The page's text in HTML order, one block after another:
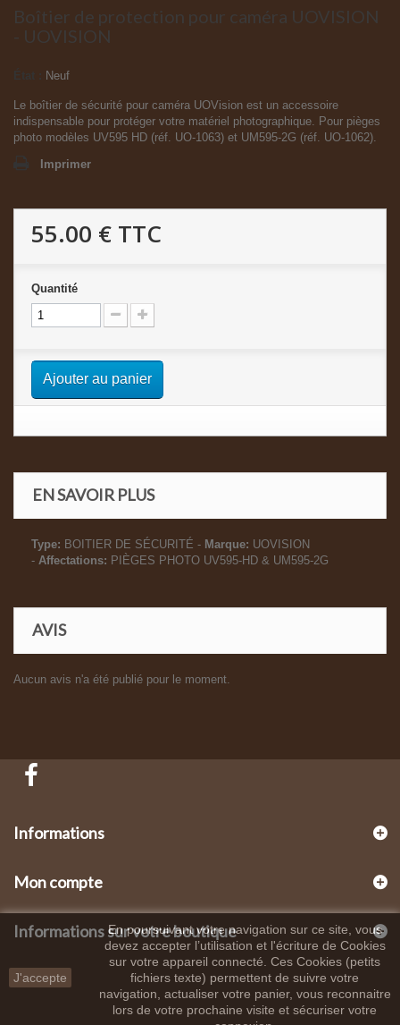
Boîtier de protection pour caméra UOVISION
- UOVISION
Neuf
Le boîtier de sécurité pour caméra UOVision est un accessoire
indispensable pour protéger votre matériel photographique. Pour pièges
photo modèles UV595 HD (réf. UO-1063) et UM595-2G (réf. UO-1062).
Imprimer
55.00 € TTC
Quantité
Ajouter au panier
EN SAVOIR PLUS
Type: BOITIER DE SÉCURITÉ - Marque: UOVISION
- Affectations: PIÈGES PHOTO UV595-HD & UM595-2G
AVIS
Aucun avis n'a été publié pour le moment.
Informations
Mon compte
Informations sur votre boutique
J'accepte
En poursuivant votre navigation sur ce site, vous
devez accepter l’utilisation et l'écriture de Cookies
sur votre appareil connecté. Ces Cookies (petits
fichiers texte) permettent de suivre votre
navigation, actualiser votre panier, vous reconnaitre
lors de votre prochaine visite et sécuriser votre